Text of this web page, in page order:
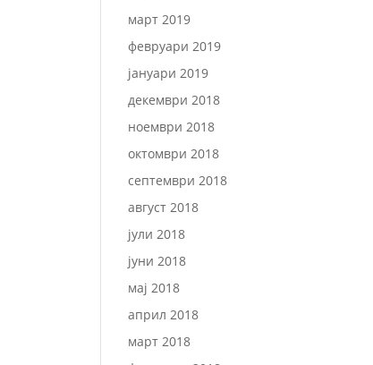
март 2019
февруари 2019
јануари 2019
декември 2018
ноември 2018
октомври 2018
септември 2018
август 2018
јули 2018
јуни 2018
мај 2018
април 2018
март 2018